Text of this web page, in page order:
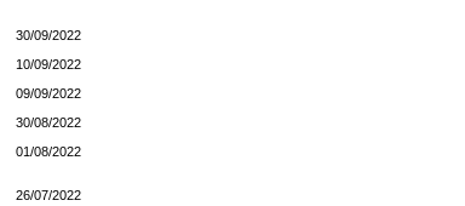
30/09/2022
10/09/2022
09/09/2022
30/08/2022
01/08/2022
26/07/2022